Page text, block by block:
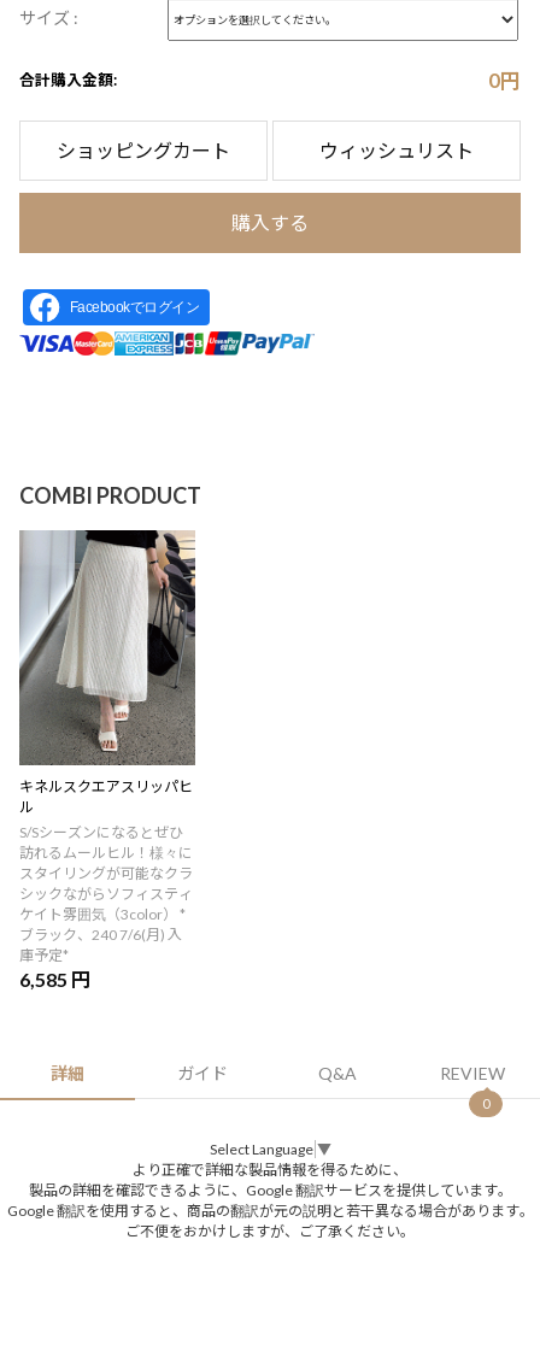
サイズ :
合計購入金額: 0円
ショッピングカート ウィッシュリスト
購入する
Facebookでログイン
COMBI PRODUCT
キネルスクエアスリッパヒ
ル
S/Sシーズンになるとぜひ
訪れるムールヒル！様々に
スタイリングが可能なクラ
シックながらソフィスティ
ケイト雰囲気（3color） *
ブラック、240 7/6(月) 入
庫予定*
6,585 円
詳細 ガイド Q&A REVIEW
0
Select Language ▼
より正確で詳細な製品情報を得るために、
製品の詳細を確認できるように、Google 翻訳サービスを提供しています。
Google 翻訳を使用すると、商品の翻訳が元の説明と若干異なる場合があります。
ご不便をおかけしますが、ご了承ください。